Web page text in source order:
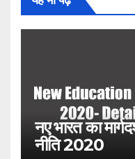
नए भारत का
नीति 2020